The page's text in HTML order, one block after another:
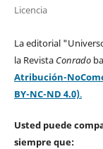
Licencia
La editorial
la Revista Conrado
Atribución-
BY-NC-ND 4.0).
Usted puede
siempre que: